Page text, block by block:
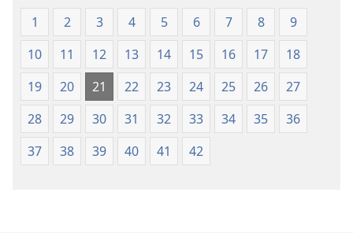
ní
Ìtumọ̀
Ayé
Tuntun
(Softcover
Edition)
1 2 3 4 5 6 7 8
9
10
11 12 13 14 15 16 17
18
19
20 21 22 23 24 25 26
27
28
29 30 31 32 33 34 35
36
37
38 39 40 41 42